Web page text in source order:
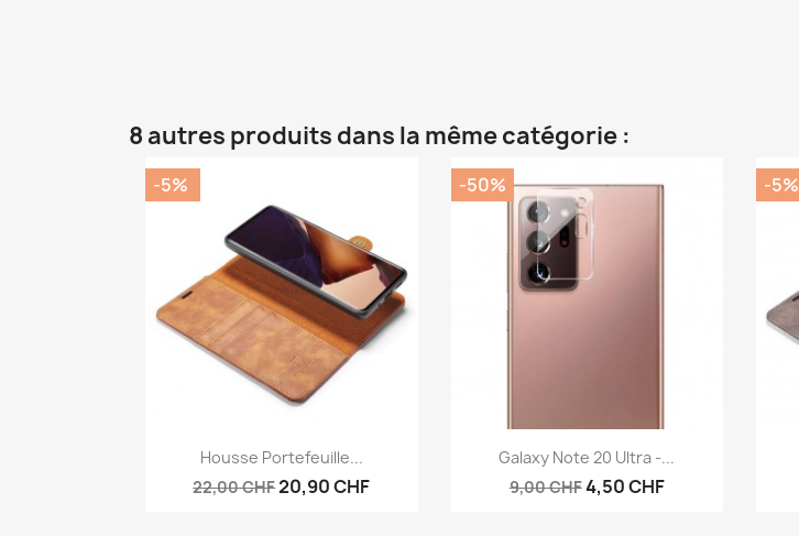
8 autres produits dans la même catégorie :
Aperçu rapide
Housse Portefeuille...
22,00 CHF20,90 CHF
-5%
Aperçu rapide
Galaxy Note 20 Ultra -...
9,00 CHF4,50 CHF
-50% -5%